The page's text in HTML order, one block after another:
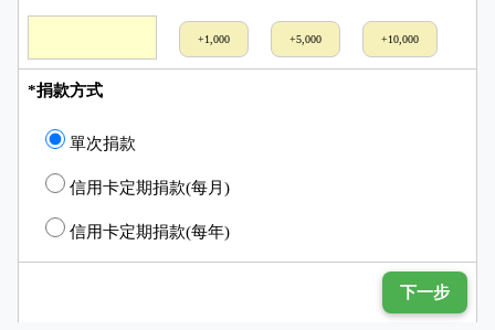
+1,000 +5,000 +10,000
*捐款方式
單次捐款
信用卡定期捐款(每月)
信用卡定期捐款(每年)
下一步